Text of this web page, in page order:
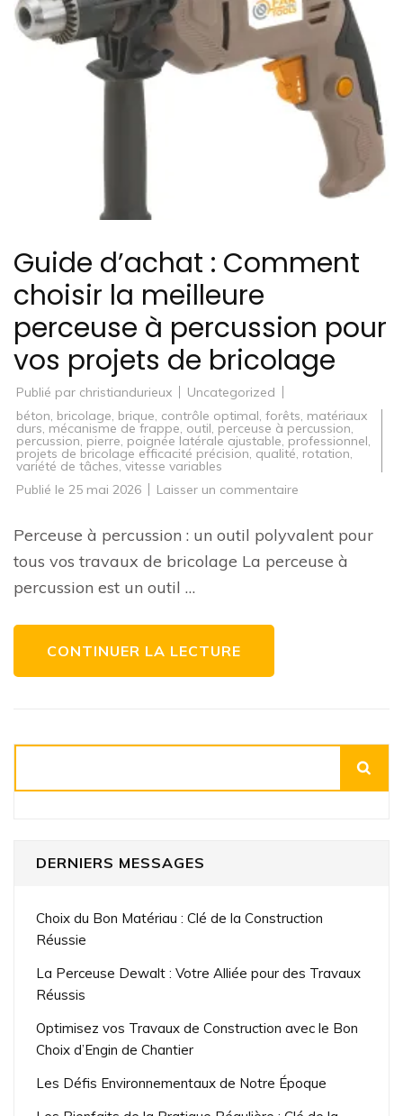
Guide d’achat : Comment
choisir la meilleure
perceuse à percussion pour
vos projets de bricolage
Publié par christiandurieux
Uncategorized
béton, bricolage, brique, contrôle optimal, forêts, matériaux
durs, mécanisme de frappe, outil, perceuse à percussion,
percussion, pierre, poignée latérale ajustable, professionnel,
projets de bricolage efficacité précision, qualité, rotation,
variété de tâches,vitesse variables
Publié le 25 mai 2026 Laisser un commentaire
Comment
la
Perceuse à percussion : un outil polyvalent pour
tous vos travaux de bricolage La perceuse à
percussion est un outil …
CONTINUER LA LECTURE
DERNIERS MESSAGES
Choix du Bon Matériau : Clé de la Construction
Réussie
La Perceuse Dewalt : Votre Alliée pour des Travaux
Réussis
Optimisez vos Travaux de Construction avec le Bon
Choix d’Engin de Chantier
Les Défis Environnementaux de Notre Époque